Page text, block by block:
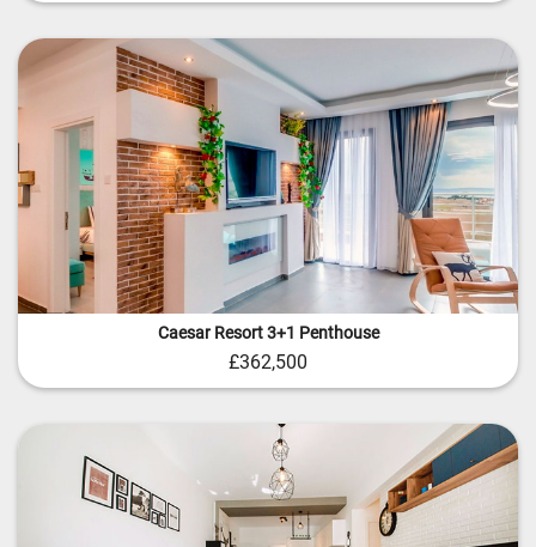
Caesar Resort 3+1 Penthouse
£362,500